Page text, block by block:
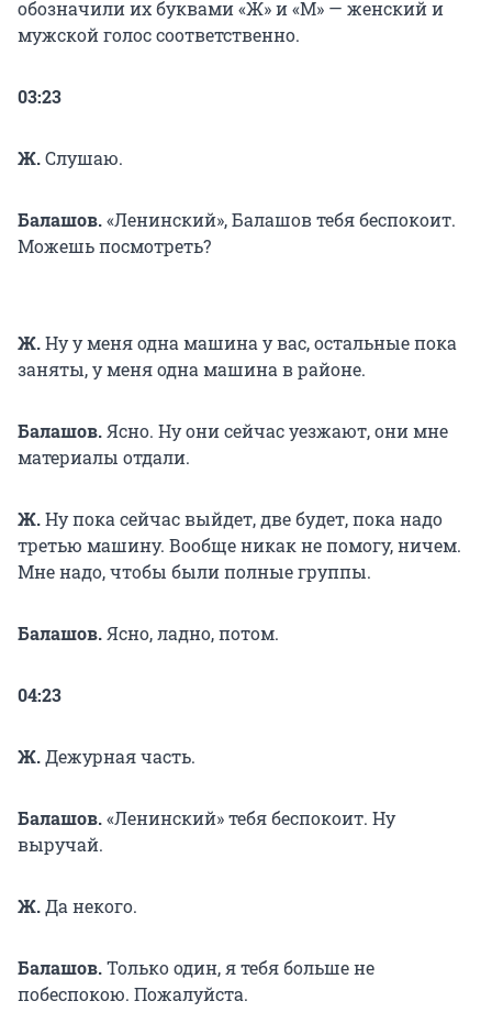
обозначили их буквами «Ж» и «М» — женский и
мужской голос соответственно.
03:23
Ж.Слушаю.
Балашов.«Ленинский», Балашов тебя беспокоит.
Можешь посмотреть?
Ж.Ну у меня одна машина у вас, остальные пока
заняты, у меня одна машина в районе.
Балашов.Ясно. Ну они сейчас уезжают, они мне
материалы отдали.
Ж.Ну пока сейчас выйдет, две будет, пока надо
третью машину. Вообще никак не помогу, ничем.
Мне надо, чтобы были полные группы.
Балашов.Ясно, ладно, потом.
04:23
Ж.Дежурная часть.
Балашов.«Ленинский» тебя беспокоит. Ну
выручай.
Ж.Да некого.
Балашов.Только один, я тебя больше не
побеспокою. Пожалуйста.